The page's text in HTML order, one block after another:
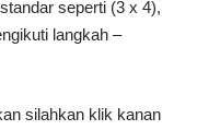
seperti (3 x 4),
langkah –
silahkan klik kanan